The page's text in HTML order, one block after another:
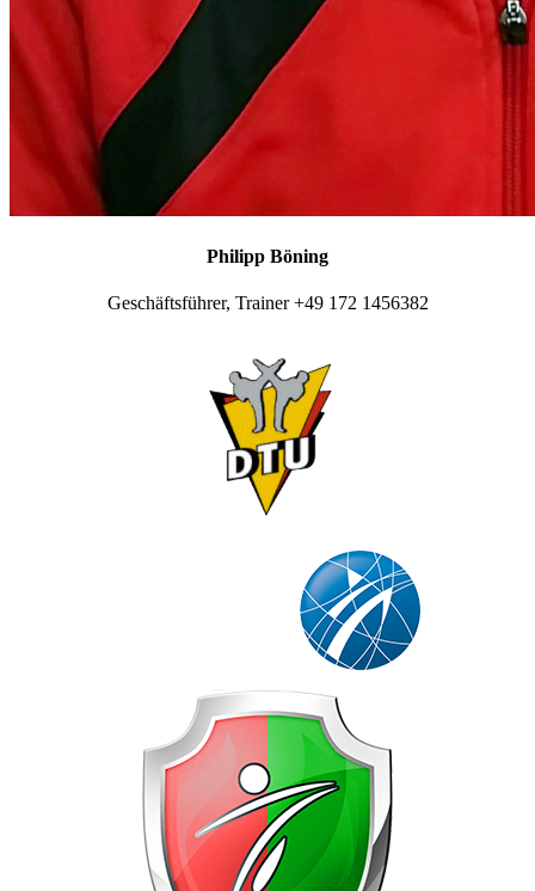
Philipp Böning
Geschäftsführer, Trainer +49 172 1456382